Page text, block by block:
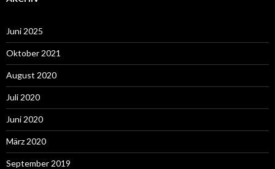
Juni 2025
Oktober 2021
August 2020
Juli 2020
Juni 2020
März 2020
September 2019